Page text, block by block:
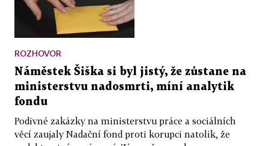
ROZHOVOR
Náměstek Šiška si byl jistý, že zůstane na
ministerstvu nadosmrti, míní analytik
fondu
Podivné zakázky na ministerstvu práce a sociálních
věcí zaujaly Nadační fond proti korupci natolik, že